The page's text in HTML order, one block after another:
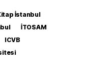
İstanbul
İTOSAM
ICVB